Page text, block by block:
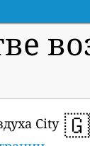
City